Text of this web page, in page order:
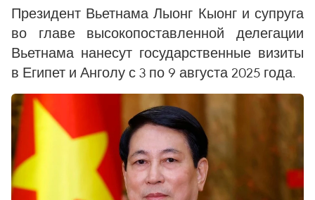
Президент Вьетнама Лыонг Кыонг и супруга
во главе высокопоставленной делегации
Вьетнама нанесут государственные визиты
в Египет и Анголу с 3 по 9 августа 2025 года.